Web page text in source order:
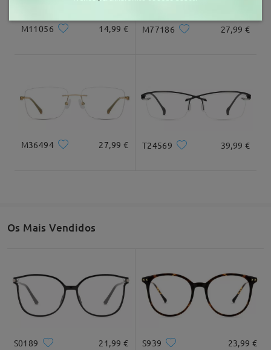
M11056 14,99 € M77186 27,99 €
M36494 27,99 € T24569 39,99 €
Os Mais Vendidos
S0189 21,99 € S939 23,99 €